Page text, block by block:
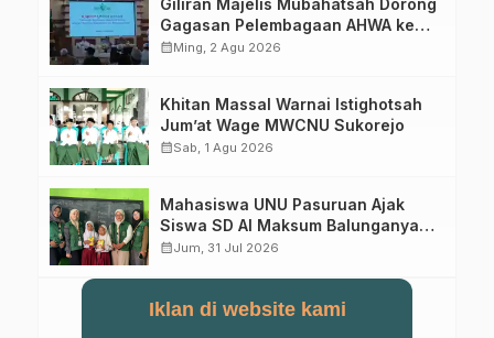
Gagasan Pelembagaan AHWA ke
Forum Muktamar Mendatang
calendar_monthMing, 2 Agu 2026
Khitan Massal Warnai Istighotsah
Jum’at Wage MWCNU Sukorejo
calendar_monthSab, 1 Agu 2026
Mahasiswa UNU Pasuruan Ajak
Siswa SD Al Maksum Balunganyar
Kuasai Penjumlahan Bersusun
calendar_monthJum, 31 Jul 2026
Iklan di website kami